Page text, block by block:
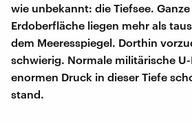
wie unbekannt: die Tiefsee.
Erdoberfläche liegen mehr als
dem Meeresspiegel. Dorthin
schwierig. Normale militärische
enormen Druck in dieser Tiefe
stand.